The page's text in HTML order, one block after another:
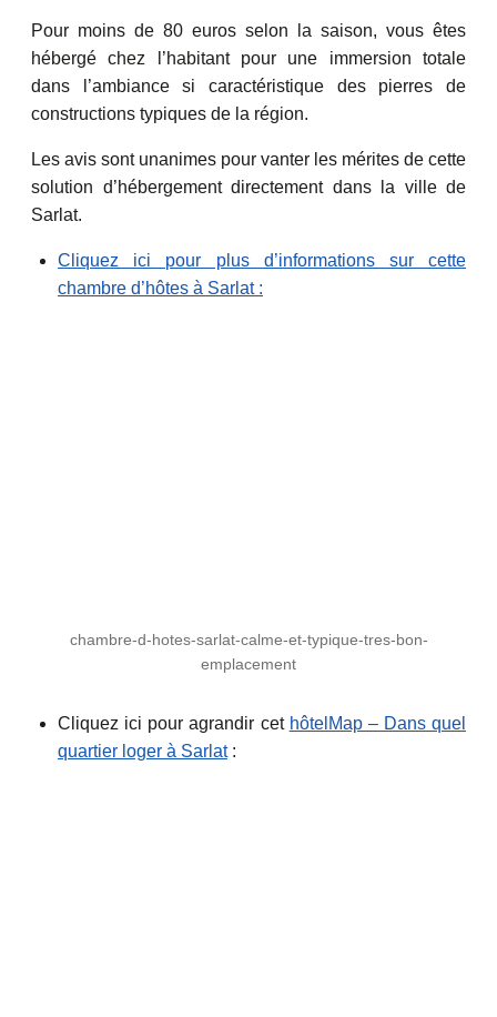
Pour moins de 80 euros selon la saison, vous êtes
hébergé chez l’habitant pour une immersion totale
dans l’ambiance si caractéristique des pierres de
constructions typiques de la région.
Les avis sont unanimes pour vanter les mérites de cette
solution d’hébergement directement dans la ville de
Sarlat.
Cliquez ici pour plus d’informations sur cette
chambre d’hôtes à Sarlat :
chambre-d-hotes-sarlat-calme-et-typique-tres-bon-
emplacement
Cliquez ici pour agrandir cet hôtelMap – Dans quel
quartier loger à Sarlat: